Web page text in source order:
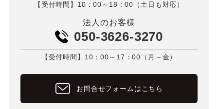
【受付時間】10：00～18：00（土日も対応）
法人のお客様
050-3626-3270
【受付時間】10：00～17：00（月～金）
お問合せフォームはこちら